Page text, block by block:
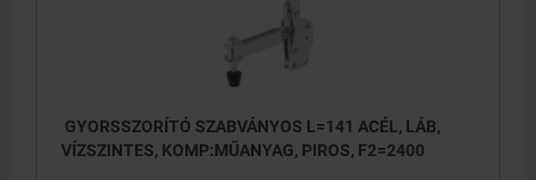
GYORSSZORÍTÓ SZABVÁNYOS L=141 ACÉL, LÁB,
VÍZSZINTES, KOMP:MŰANYAG, PIROS, F2=2400